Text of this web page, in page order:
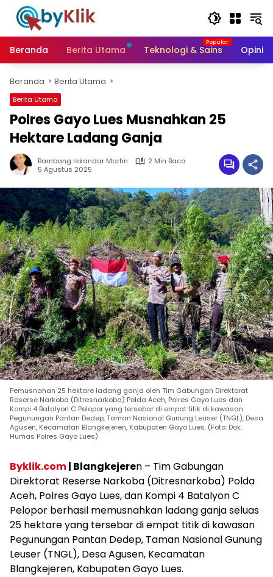
Langsung
konten
Beranda
Berita Utama Teknologi & Sains Opini
Beranda Berita Utama
Berita Utama
Polres Gayo Lues Musnahkan 25
Hektare Ladang Ganja
Bambang Iskandar Martin
2 Min Baca
5 Agustus 2025
Pemusnahan 25 hektare ladang ganja oleh Tim Gabungan Direktorat
Reserse Narkoba (Ditresnarkoba) Polda Aceh, Polres Gayo Lues dan
Kompi 4 Batalyon C Pelopor yang tersebar di empat titik di kawasan
Pegunungan Pantan Dedep, Taman Nasional Gunung Leuser (TNGL), Desa
Agusen, Kecamatan Blangkejeren, Kabupaten Gayo Lues. (Foto: Dok.
Humas Polres Gayo Lues)
Byklik.com| Blangkejeren – Tim Gabungan
Direktorat Reserse Narkoba (Ditresnarkoba) Polda
Aceh, Polres Gayo Lues, dan Kompi 4 Batalyon C
Pelopor berhasil memusnahkan ladang ganja seluas
25 hektare yang tersebar di empat titik di kawasan
Pegunungan Pantan Dedep, Taman Nasional Gunung
Leuser (TNGL), Desa Agusen, Kecamatan
Blangkejeren, Kabupaten Gayo Lues.